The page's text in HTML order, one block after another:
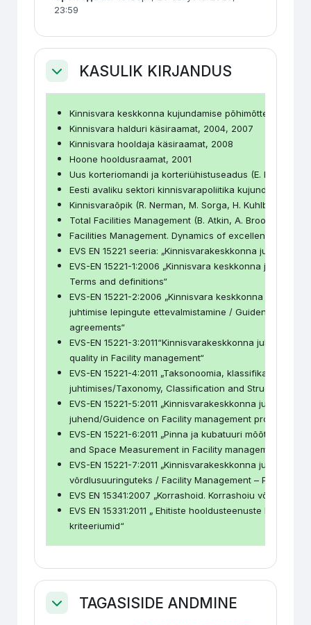
23:59
СвернутьKASULIK KIRJANDUS
Kinnisvara keskkonna kujundamise põhimõtted
Kinnisvara halduri käsiraamat, 2004, 2007
Kinnisvara hooldaja käsiraamat, 2008
Hoone hooldusraamat, 2001
Uus korteriomandi ja korteriühistuseadus (E. Hintpere,
Eesti avaliku sektori kinnisvarapoliitika kujundamise
Kinnisvaraõpik (R. Nerman, M. Sorga, H. Kuhlbach,
Total Facilities Management (B. Atkin, A. Brooks)
Facilities Management. Dynamics of excellence, (P.
EVS EN 15221 seeria: „Kinnisvarakeskkonna juhtimine“
EVS-EN 15221-1:2006 „Kinnisvara keskkonna juhtimine
Terms and definitions“
EVS-EN 15221-2:2006 „Kinnisvara keskkonna
juhtimise lepingute ettevalmistamine / Guidence on
agreements“
EVS-EN 15221-3:2011“Kinnisvarakeskkonna juhtimise
quality in Facility management“
EVS-EN 15221-4:2011 „Taksonoomia, klassifikatsioon
juhtimises/Taxonomy, Classification and Structures in
EVS-EN 15221-5:2011 „Kinnisvarakeskkonna juhtimise
juhend/Guidence on Facility management processes“
EVS-EN 15221-6:2011 „Pinna ja kubatuuri mõõtmine
and Space Measurement in Facility management“
EVS-EN 15221-7:2011 „Kinnisvarakeskkonna juhtimine.
võrdlusuuringuteks / Facility Management –
EVS EN 15341:2007 „Korrashoid. Korrashoiu
EVS EN 15331:2011 „ Ehitiste hooldusteenuste
kriteeriumid“
СвернутьTAGASISIDE ANDMINE